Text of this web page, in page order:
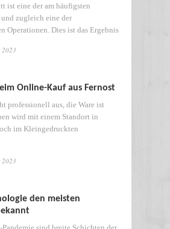
ist eine der am häufigsten
zugleich eine der
Operationen. Dies ist das Ergebnis
2023
Online-Kauf aus Fernost
professionell aus, die Ware ist
wird mit einem Standort in
im Kleingedruckten
2023
den meisten
Pandemie sind breite Schichten der